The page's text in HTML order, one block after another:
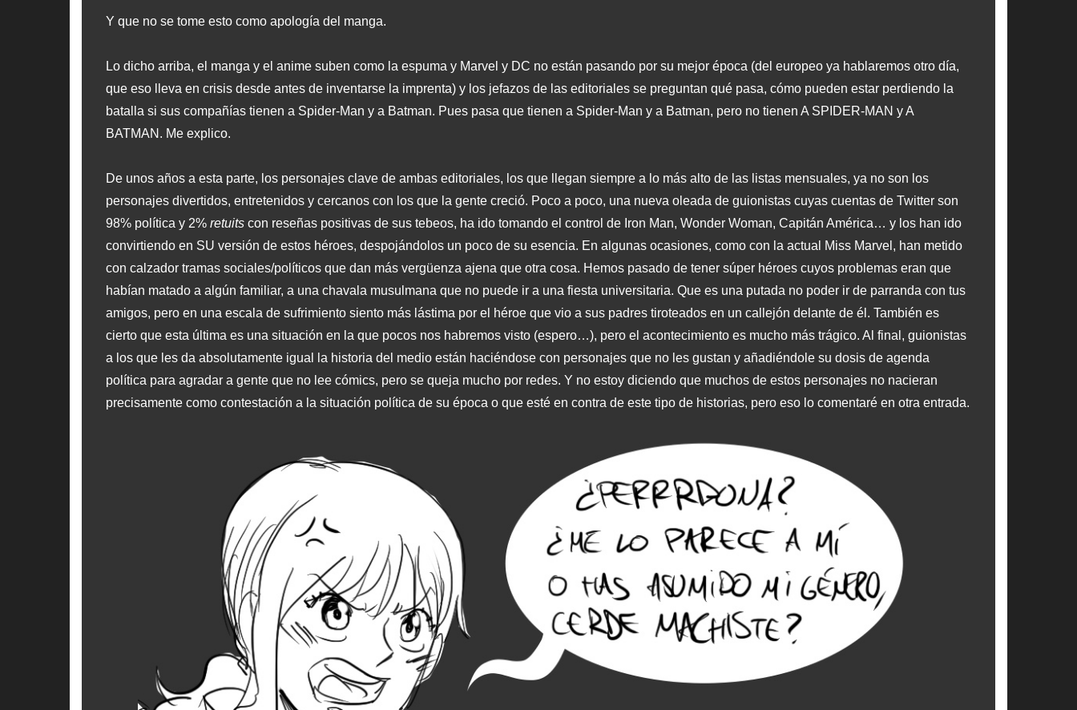
Y que no se tome esto como apología del manga.
Lo dicho arriba, el manga y el anime suben como la espuma y Marvel y DC no están pasando por su mejor época (del europeo ya hablaremos otro día,
que eso lleva en crisis desde antes de inventarse la imprenta) y los jefazos de las editoriales se preguntan qué pasa, cómo pueden estar perdiendo la
batalla si sus compañías tienen a Spider-Man y a Batman. Pues pasa que tienen a Spider-Man y a Batman, pero no tienen A SPIDER-MAN y A
BATMAN. Me explico.
De unos años a esta parte, los personajes clave de ambas editoriales, los que llegan siempre a lo más alto de las listas mensuales, ya no son los
personajes divertidos, entretenidos y cercanos con los que la gente creció. Poco a poco, una nueva oleada de guionistas cuyas cuentas de Twitter son
98% política y 2% retuits con reseñas positivas de sus tebeos, ha ido tomando el control de Iron Man, Wonder Woman, Capitán América… y los han ido
convirtiendo en SU versión de estos héroes, despojándolos un poco de su esencia. En algunas ocasiones, como con la actual Miss Marvel, han metido
con calzador tramas sociales/políticos que dan más vergüenza ajena que otra cosa. Hemos pasado de tener súper héroes cuyos problemas eran que
habían matado a algún familiar, a una chavala musulmana que no puede ir a una fiesta universitaria. Que es una putada no poder ir de parranda con tus
amigos, pero en una escala de sufrimiento siento más lástima por el héroe que vio a sus padres tiroteados en un callejón delante de él. También es
cierto que esta última es una situación en la que pocos nos habremos visto (espero…), pero el acontecimiento es mucho más trágico. Al final, guionistas
a los que les da absolutamente igual la historia del medio están haciéndose con personajes que no les gustan y añadiéndole su dosis de agenda
política para agradar a gente que no lee cómics, pero se queja mucho por redes. Y no estoy diciendo que muchos de estos personajes no nacieran
precisamente como contestación a la situación política de su época o que esté en contra de este tipo de historias, pero eso lo comentaré en otra entrada.